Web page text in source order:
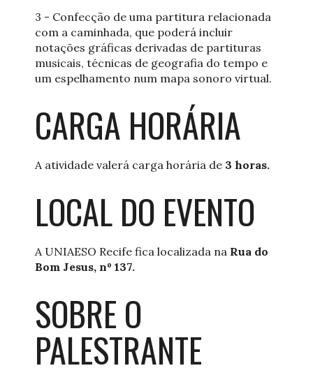
3 - Confecção de uma partitura relacionada
com a caminhada, que poderá incluir
notações gráficas derivadas de partituras
musicais, técnicas de geografia do tempo e
um espelhamento num mapa sonoro virtual.
CARGA HORÁRIA
A atividade valerá carga horária de 3 horas.
LOCAL DO EVENTO
A UNIAESO Recife fica localizada na Rua do
Bom Jesus, nº 137.
SOBRE O
PALESTRANTE